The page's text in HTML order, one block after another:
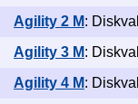
Agility 2 M:
Agility 3 M:
Agility 4 M: